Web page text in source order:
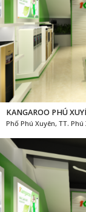
KANGAROO PHÚ
Phố Phú Xuyên, TT. Phú